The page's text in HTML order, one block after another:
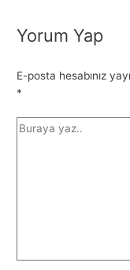
Yorum Yap
E-posta hesabınız
*